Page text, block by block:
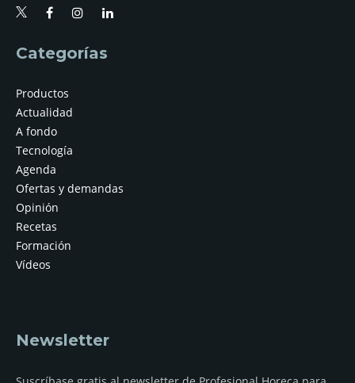
Categorías
Productos
Actualidad
A fondo
Tecnología
Agenda
Ofertas y demandas
Opinión
Recetas
Formación
Vídeos
Newsletter